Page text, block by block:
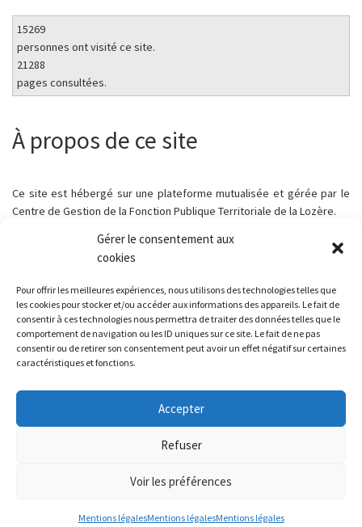
Gérer le consentement aux
cookies
Pour offrir les meilleures expériences, nous utilisons des technologies telles que
les cookies pour stocker et/ou accéder aux informations des appareils. Le fait de
consentir à ces technologies nous permettra de traiter des données telles que le
comportement de navigation ou les ID uniques sur ce site. Le fait de ne pas
consentir ou de retirer son consentement peut avoir un effet négatif sur certaines
caractéristiques et fonctions.
Accepter
Refuser
Voir les préférences
Mentions légalesMentions légalesMentions légales
15269
personnes ont visité ce site.
21288
pages consultées.
À propos de ce site
Ce site est hébergé sur une plateforme mutualisée et gérée par le
Centre de Gestion de la Fonction Publique Territoriale de la Lozère.
Parcourir les articles
Article précédent
RECENSEMENT CITOYEN
RETOUR À LA LISTE